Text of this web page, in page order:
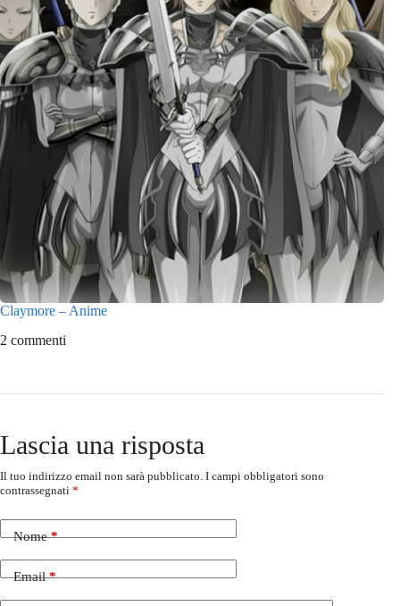
Claymore – Anime
2 commenti
Lascia una risposta
Il tuo indirizzo email non sarà pubblicato. I campi obbligatori sono
contrassegnati *
Nome*
Email*